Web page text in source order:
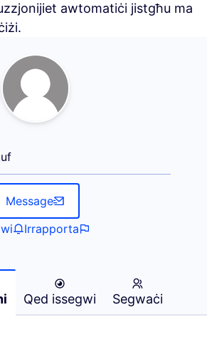
awtomatiċi jistgħu ma
Egenlauf)
Message
Irrapporta
Qed issegwi Segwaċi